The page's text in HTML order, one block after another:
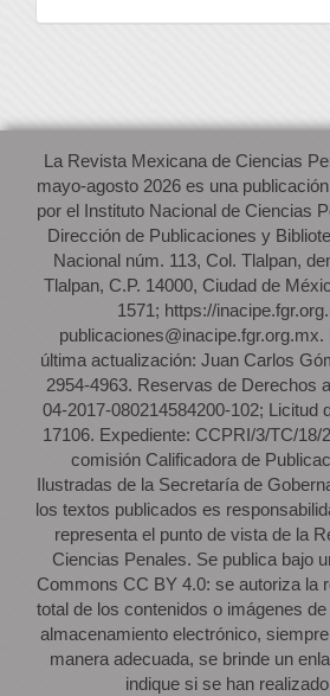
La Revista Mexicana de Ciencias
mayo-agosto 2026 es una
por el Instituto Nacional de Ciencias
Dirección de Publicaciones y
Nacional núm. 113, Col. Tlalpan,
Tlalpan, C.P. 14000, Ciudad de
1571; https://
última actualización: Juan Carlos
2954-4963. Reservas de Derechos
04-2017-080214584200-102; Licitud
17106. Expediente: CCPRI/3/TC/18/
comisión Calificadora de
Ilustradas de la Secretaría de
los textos publicados es
representa el punto de vista de la
Ciencias Penales. Se publica bajo
Commons CC BY 4.0: se autoriza la
total de los contenidos o imágenes
almacenamiento electrónico,
manera adecuada, se brinde un
indique si se han